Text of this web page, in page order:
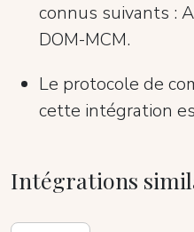
connus suivants :
DOM-MCM.
Le protocole de
cette intégration
Intégrations